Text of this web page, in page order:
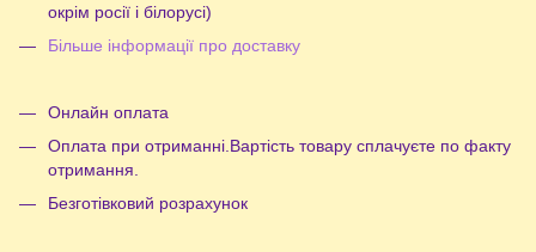
окрім росії і білорусі)
Більше інформації про доставку
Онлайн оплата
Оплата при отриманні.Вартість товару сплачуєте по факту
отримання.
Безготівковий розрахунок